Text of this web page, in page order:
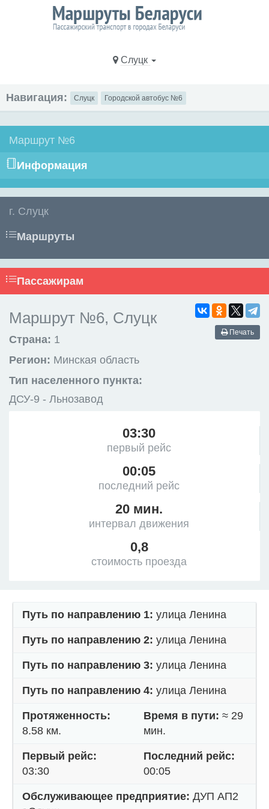
Слуцк
Навигация: Слуцк Городской автобус №6
Маршрут №6
Информация
г. Слуцк
Маршруты
Пассажирам
Печать
Маршрут №6, Слуцк
Страна: 1
Регион: Минская область
Тип населенного пункта:
ДСУ-9 - Льнозавод
03:30
первый рейс
00:05
последний рейс
20 мин.
интервал движения
0,8
стоимость проезда
Путь по направлению 1: улица Ленина
Путь по направлению 2: улица Ленина
Путь по направлению 3: улица Ленина
Путь по направлению 4: улица Ленина
Протяженность:
8.58 км.
Время в пути: ≈ 29
мин.
Первый рейс:
03:30
Последний рейс:
00:05
Обслуживающее предприятие: ДУП АП2